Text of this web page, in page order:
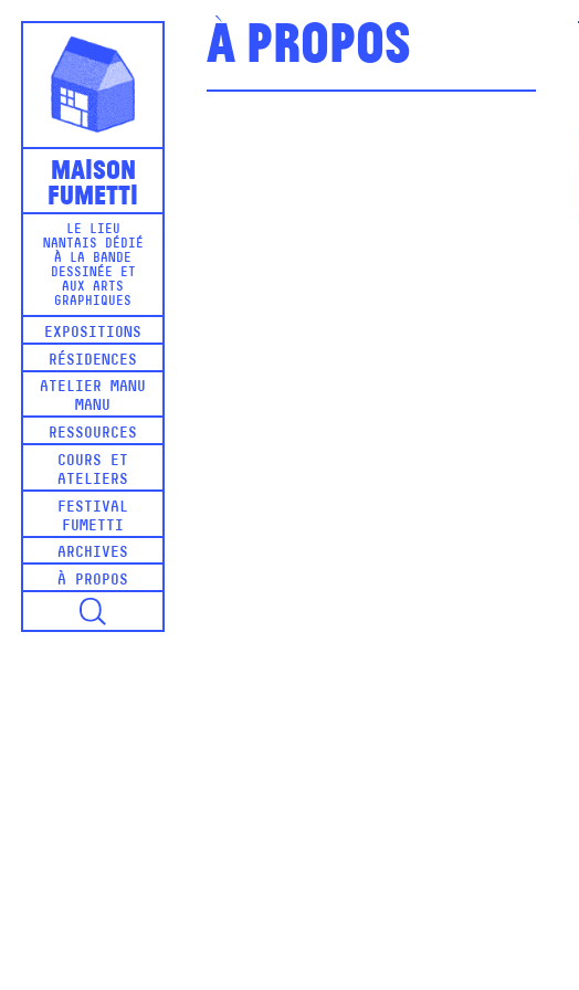
Maison
Fumetti
LE LIEU
NANTAIS DÉDIÉ
À LA BANDE
DESSINÉE ET
AUX ARTS
GRAPHIQUES
EXPOSITIONS
RÉSIDENCES
ATELIER MANU
MANU
RESSOURCES
COURS ET
ATELIERS
FESTIVAL
FUMETTI
ARCHIVES
À PROPOS
À propos